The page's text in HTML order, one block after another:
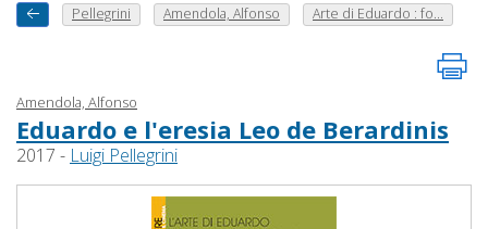
Pellegrini Amendola, Alfonso Arte di Eduardo : fo...
Amendola, Alfonso
Eduardo e l'eresia Leo de Berardinis
2017 - Luigi Pellegrini